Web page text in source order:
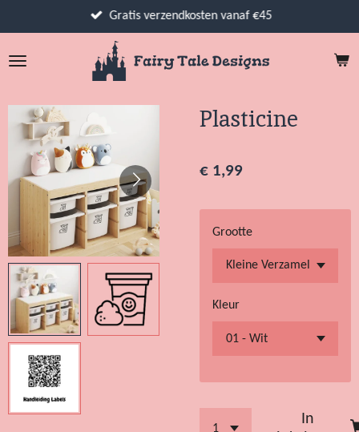
direct
naar
Gratis verzendkosten vanaf €45
Plasticine
€ 1,99
Grootte
Kleur
In